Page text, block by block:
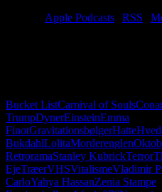
Apple Podcasts RSS
Bucket ListCarnival of Souls
TrumpDynerEinsteinEmma
FinotGravitationsbølgerHatte
BukdahlLolitaMorderenglen
RetroramaStanley KubrickTerror
EjeTræerVHSVitalismeVladimir
CarloYahya HassanZenia Stampe